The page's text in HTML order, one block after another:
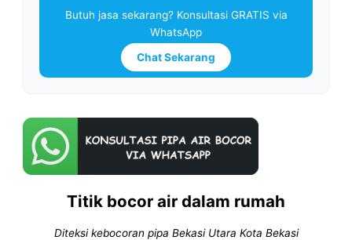
Butuh jasa sekarang? Konsultasi GRATIS via
WhatsApp
Chat Sekarang
Titik bocor air dalam rumah
Diteksi kebocoran pipa Bekasi Utara Kota Bekasi